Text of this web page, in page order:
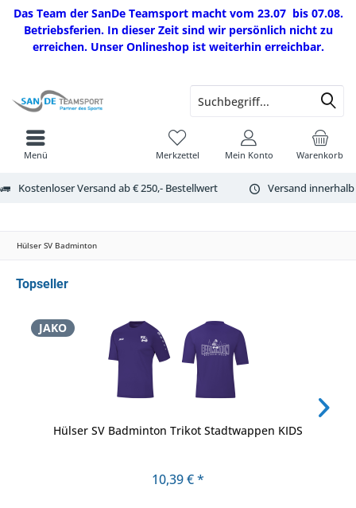
Das Team der SanDe Teamsport macht vom 23.07 bis 07.08.
Betriebsferien. In dieser Zeit sind wir persönlich nicht zu
erreichen. Unser Onlineshop ist weiterhin erreichbar.
Kostenloser Versand ab € 250,- Bestellwert Versand
Warenkorb
Merkzettel Mein Konto
Menü
Hülser SV Badminton
Topseller
JAKO
Hülser SV Badminton Trikot Stadtwappen KIDS
10,39 € *